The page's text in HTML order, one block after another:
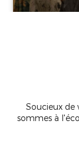
Soucieux de
sommes à